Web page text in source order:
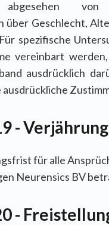
abgesehen von
über Geschlecht,
spezifische
vereinbart
ausdrücklich
ausdrückliche
-
für alle
Neurensics BV
-